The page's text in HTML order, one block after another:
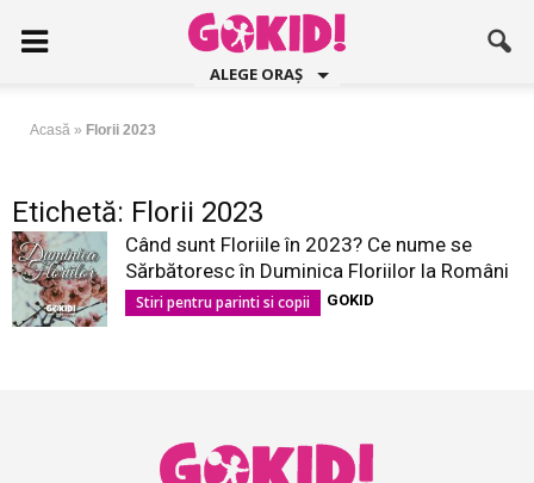
ALEGE ORAȘ
Acasă » Florii 2023
Etichetă: Florii 2023
Când sunt Floriile în 2023? Ce nume se
Sărbătoresc în Duminica Floriilor la Români
Stiri pentru parinti si copii GOKID